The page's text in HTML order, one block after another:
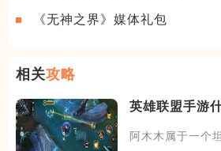
《无神之界》媒体礼包
相关攻略
英雄联盟手游
阿木木属于一个